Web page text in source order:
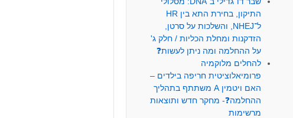
התיקון, בחירת התא בין HR
ל־NHEJ, והשלכות על סרטן,
הזדקנות ומחלת הכליות / חלק ג'
על ההחלמה ומה ניתן לעשות❓
להחלים מלוקמיה
פרומיאלוציטית חריפה בילדים –
האם ויטמין A משתתף בתהליך
ההחלמה❓- מחקר חדש ותוצאות
מרשימות